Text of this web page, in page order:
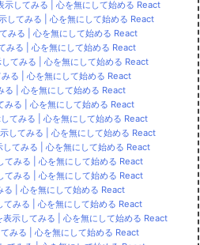
してみる | 心を無にして始める React
てみる | 心を無にして始める React
みる | 心を無にして始める React
る | 心を無にして始める React
てみる | 心を無にして始める React
る | 心を無にして始める React
| 心を無にして始める React
る | 心を無にして始める React
てみる | 心を無にして始める React
てみる | 心を無にして始める React
てみる | 心を無にして始める React
みる | 心を無にして始める React
みる | 心を無にして始める React
| 心を無にして始める React
みる | 心を無にして始める React
示してみる | 心を無にして始める React
みる | 心を無にして始める React